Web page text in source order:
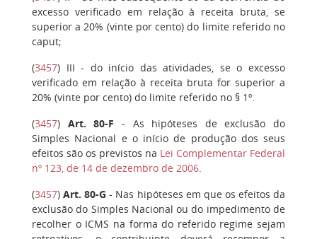
excesso verificado em relação à receita bruta, se
superior a 20% (vinte por cento) do limite referido no
caput;
(3457) III - do início das atividades, se o excesso
verificado em relação à receita bruta for superior a
20% (vinte por cento) do limite referido no § 1º.
(3457) Art. 80-F
- As hipóteses de exclusão do
Simples Nacional e o início de produção dos seus
efeitos são os previstos na Lei Complementar Federal
nº 123, de 14 de dezembro de 2006.
(3457)Art. 80-G - Nas hipóteses em que os efeitos da
exclusão do Simples Nacional ou do impedimento de
recolher o ICMS na forma do referido regime sejam